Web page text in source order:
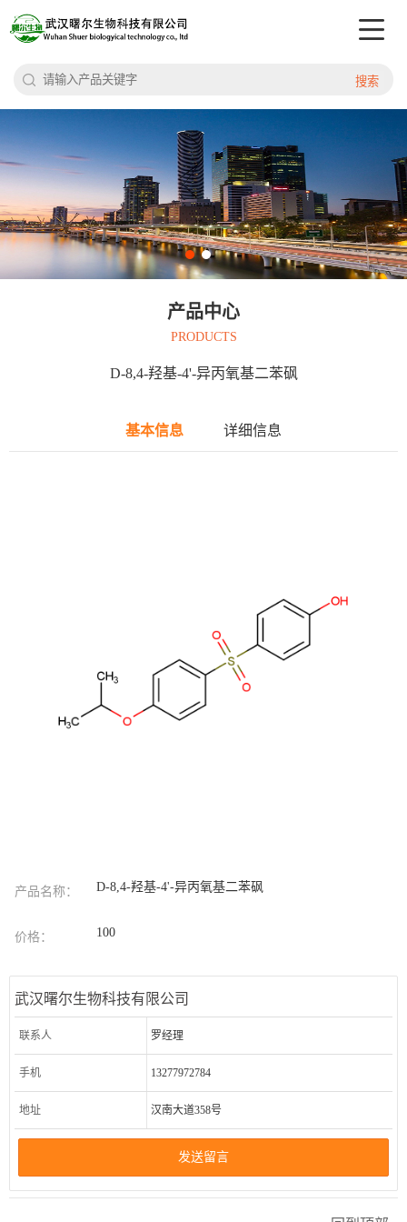
搜索
产品中心
PRODUCTS
D-8,4-羟基-4'-异丙氧基二苯砜
基本信息 详细信息
产品名称： D-8,4-羟基-4'-异丙氧基二苯砜
价格： 100
武汉曙尔生物科技有限公司
联系人 罗经理
手机 13277972784
地址 汉南大道358号
发送留言